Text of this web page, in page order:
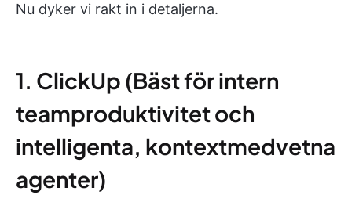
Nu dyker vi rakt in i detaljerna.
1. ClickUp (Bäst för intern
teamproduktivitet och
intelligenta, kontextmedvetna
agenter)